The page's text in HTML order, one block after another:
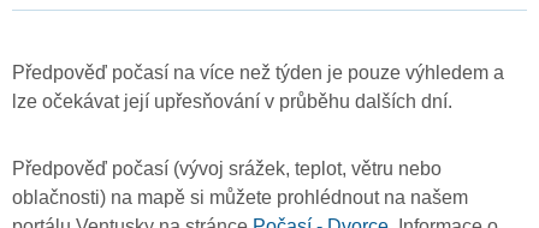
Předpověď počasí na více než týden je pouze výhledem a
lze očekávat její upřesňování v průběhu dalších dní.
Předpověď počasí (vývoj srážek, teplot, větru nebo
oblačnosti) na mapě si můžete prohlédnout na našem